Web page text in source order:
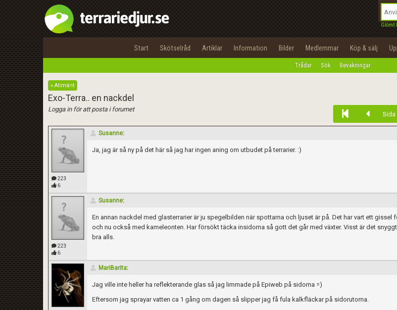
Glömt
Start Skötselråd Artiklar Information Bilder Medlemmar Köp & sälj
Trådar Sök Bevakningar
« Allmänt
Exo-Terra.. en nackdel
Logga in för att posta i forumet
Sida
223
6
Susanne:
Ja, jag är så ny på det här så jag har ingen aning om utbudet på terrarier. :)
223
6
Susanne:
En annan nackdel med glasterrarier är ju spegelbilden när spottarna och ljuset är på. Det har vart ett gissel
och nu också med kameleonten. Har försökt täcka insidorna så gott det går med växter. Visst är det
bra alls.
MariBarita:
Jag ville inte heller ha reflekterande glas så jag limmade på Epiweb på sidorna =)
Eftersom jag sprayar vatten ca 1 gång om dagen så slipper jag få fula kalkfläckar på sidorutorna.
Infoga
Utför
100%
OK
integritetspolicy
Namn:
Epost:
Terms of Service
Begär nytt lösenord
Tillbaka till